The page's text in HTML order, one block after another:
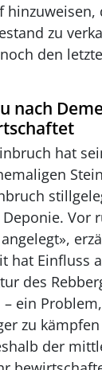
hinzuweisen,
zu
den
nach
hat
Vor
hat Einfluss
des
ein
zu
der